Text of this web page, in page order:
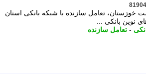
تعامل سازنده با شبکه بانکی استان
نوین بانکی ...
- تعامل سازنده